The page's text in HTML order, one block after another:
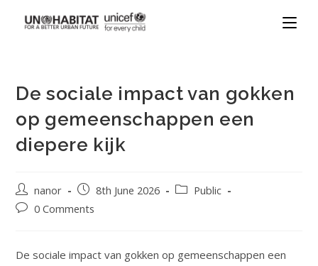
De sociale impact van gokken
op gemeenschappen een
diepere kijk
nanor 8th June 2026
Public
0 Comments
De sociale impact van gokken op gemeenschappen een